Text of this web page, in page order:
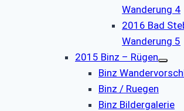
Wanderung 4
2016 Bad
Wanderung 5
2015 Binz – Rügen
Binz
Binz / Ruegen
Binz Bildergalerie